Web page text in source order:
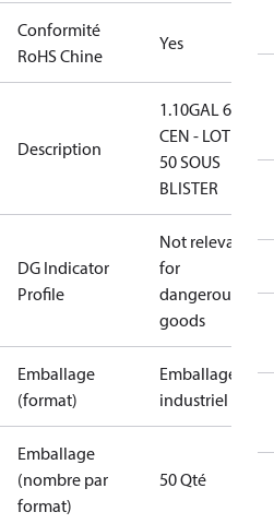
Conformité
RoHS Chine
Yes
Description
1.10GAL 60S
CEN - LOT DE
50 SOUS
BLISTER
DG Indicator
Profile
Not relevant
for
dangerous
goods
Emballage
(format)
Emballage
industriel
Emballage
(nombre par
format)
50 Qté